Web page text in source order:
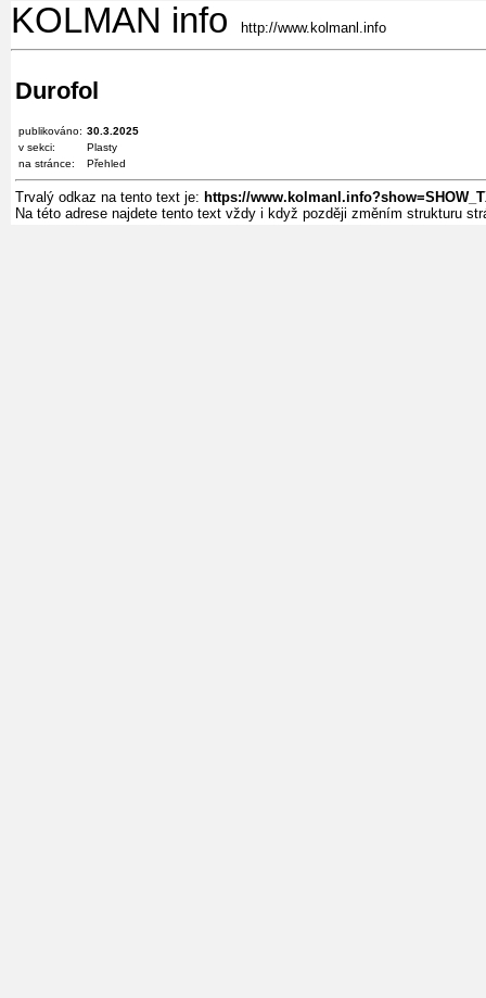
KOLMAN info http://www.kolmanl.info
Durofol
publikováno: 30.3.2025
v sekci:
Plasty
na stránce:
Přehled
Trvalý odkaz na tento text je: https://
Na této adrese najdete tento text vždy i když později změním strukturu